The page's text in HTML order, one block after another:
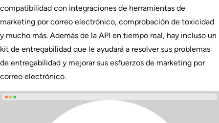
compatibilidad con integraciones de herramientas de
marketing por correo electrónico, comprobación de toxicidad
y mucho más. Además de la API en tiempo real, hay incluso un
kit de entregabilidad que le ayudará a resolver sus problemas
de entregabilidad y mejorar sus esfuerzos de marketing por
correo electrónico.